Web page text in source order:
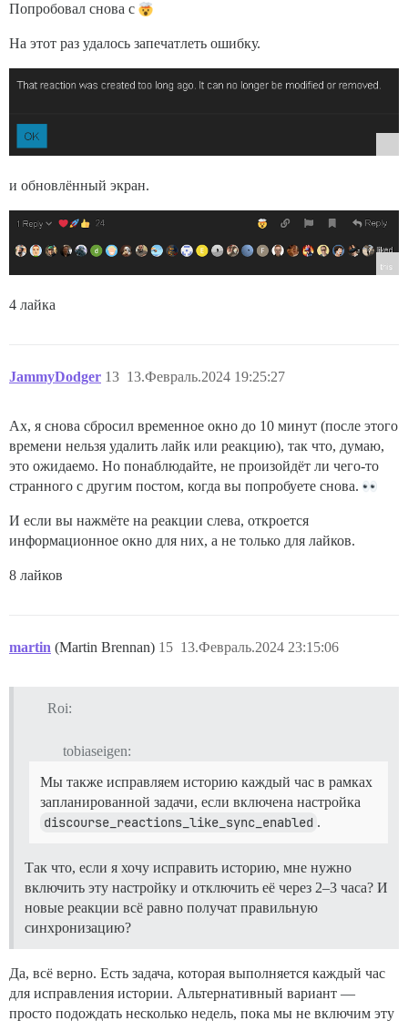
Попробовал снова с
На этот раз удалось запечатлеть ошибку.
и обновлённый экран.
4 лайка
JammyDodger 13.Февраль.2024 19:25:27
13
Ах, я снова сбросил временное окно до 10 минут (после этого
времени нельзя удалить лайк или реакцию), так что, думаю,
это ожидаемо. Но понаблюдайте, не произойдёт ли чего-то
странного с другим постом, когда вы попробуете снова.
И если вы нажмёте на реакции слева, откроется
информационное окно для них, а не только для лайков.
8 лайков
martin (Martin Brennan) 13.Февраль.2024 23:15:06
15
Roi:
tobiaseigen:
Мы также исправляем историю каждый час в рамках
запланированной задачи, если включена настройка
discourse_reactions_like_sync_enabled .
Так что, если я хочу исправить историю, мне нужно
включить эту настройку и отключить её через 2–3 часа? И
новые реакции всё равно получат правильную
синхронизацию?
Да, всё верно. Есть задача, которая выполняется каждый час
для исправления истории. Альтернативный вариант —
просто подождать несколько недель, пока мы не включим эту